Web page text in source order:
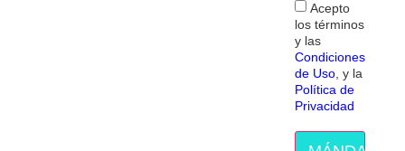
Acepto
los términos
y las
Condiciones
de Uso, y la
Política de
Privacidad